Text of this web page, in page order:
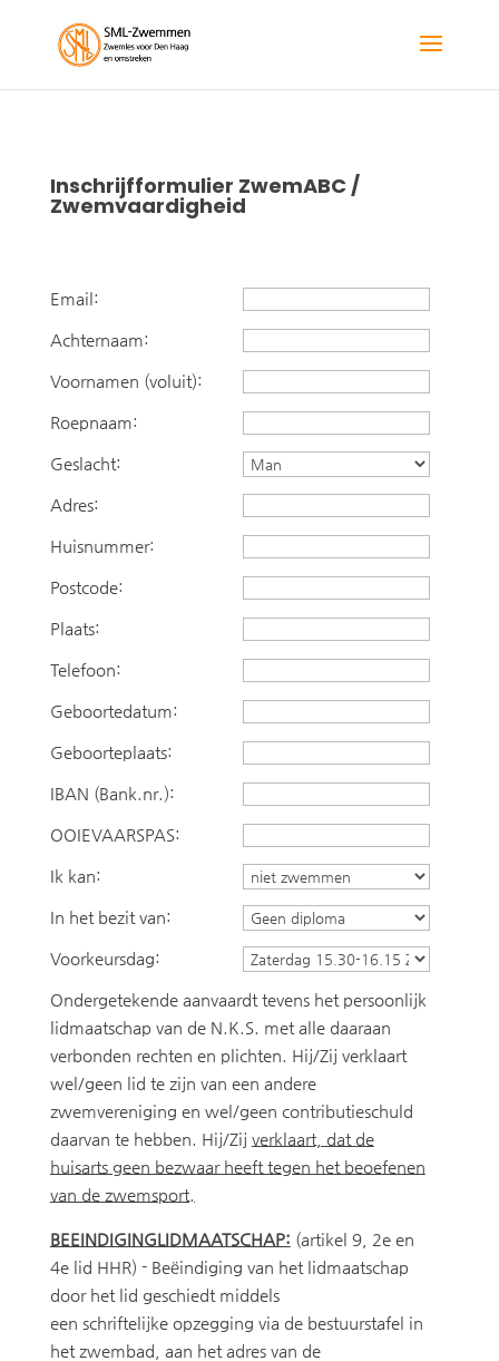
Inschrijfformulier ZwemABC /
Zwemvaardigheid
Email:
Achternaam:
Voornamen (voluit):
Roepnaam:
Geslacht:
Adres:
Huisnummer:
Postcode:
Plaats:
Telefoon:
Geboortedatum:
Geboorteplaats:
IBAN (Bank.nr.):
OOIEVAARSPAS:
Ik kan:
In het bezit van:
Voorkeursdag:
Ondergetekende aanvaardt tevens het persoonlijk
lidmaatschap van de N.K.S. met alle daaraan
verbonden rechten en plichten. Hij/Zij verklaart
wel/geen lid te zijn van een andere
zwemvereniging en wel/geen contributieschuld
daarvan te hebben. Hij/Zij verklaart, dat de
huisarts geen bezwaar heeft tegen het beoefenen
van de zwemsport.
BEEINDIGINGLIDMAATSCHAP: (artikel 9, 2e en
4e lid HHR) - Beëindiging van het lidmaatschap
door het lid geschiedt middels
een schriftelijke opzegging via de bestuurstafel in
het zwembad, aan het adres van de